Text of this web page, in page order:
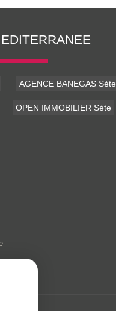
AGENCE BANEGAS Sète
OPEN IMMOBILIER Sète